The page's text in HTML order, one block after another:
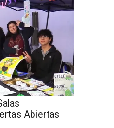
Abiertas